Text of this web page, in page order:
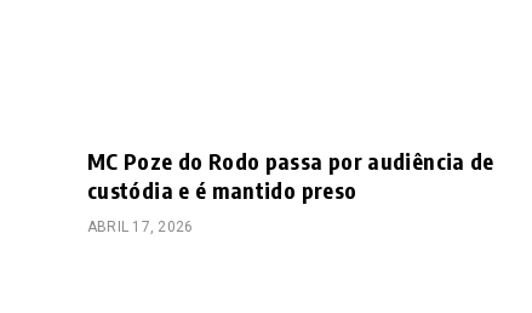
MC Poze do Rodo passa por audiência de
custódia e é mantido preso
ABRIL 17, 2026